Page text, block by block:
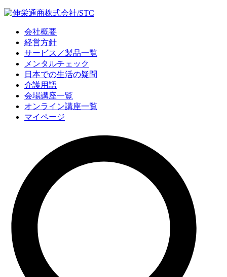
会社概要
経営方針
サービス／製品一覧
メンタルチェック
日本での生活の疑問
介護用語
会場講座一覧
オンライン講座一覧
マイページ